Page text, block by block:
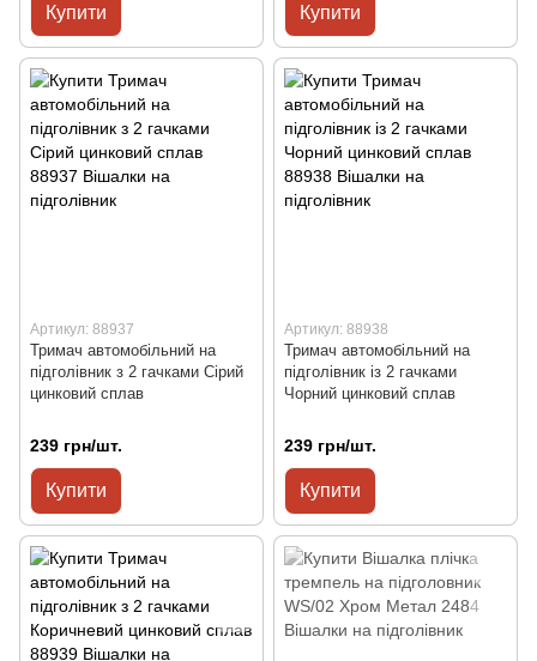
Купити Купити
Артикул: 88937
Тримач автомобільний на
підголівник з 2 гачками Сірий
цинковий сплав
239 грн/шт.
Купити
Артикул: 88938
Тримач автомобільний на
підголівник із 2 гачками
Чорний цинковий сплав
239 грн/шт.
Купити